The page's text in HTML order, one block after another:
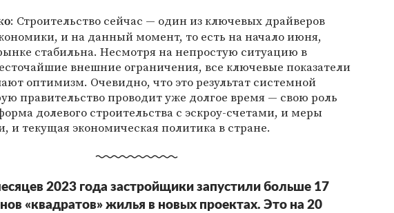
: Строительство сейчас — один из ключевых драйверов
и на данный момент, то есть на начало июня,
стабильна. Несмотря на непростую ситуацию в
внешние ограничения, все ключевые показатели
оптимизм. Очевидно, что это результат системной
правительство проводит уже долгое время — свою роль
долевого строительства с эскроу-счетами, и меры
и текущая экономическая политика в стране.
2023 года застройщики запустили больше 17
«квадратов» жилья в новых проектах. Это на 20